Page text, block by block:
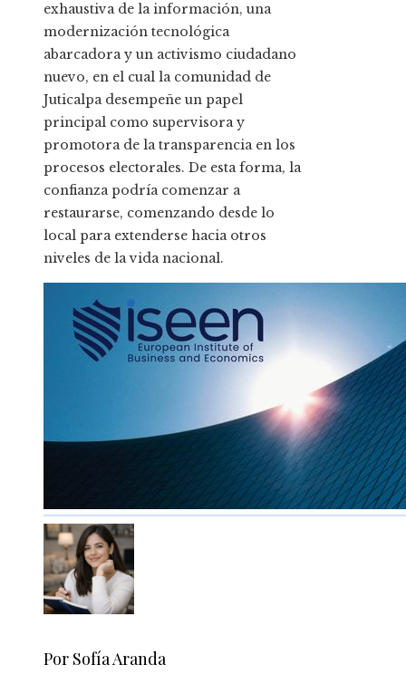
exhaustiva de la información, una
modernización tecnológica
abarcadora y un activismo ciudadano
nuevo, en el cual la comunidad de
Juticalpa desempeñe un papel
principal como supervisora y
promotora de la transparencia en los
procesos electorales. De esta forma, la
confianza podría comenzar a
restaurarse, comenzando desde lo
local para extenderse hacia otros
niveles de la vida nacional.
Por Sofía Aranda